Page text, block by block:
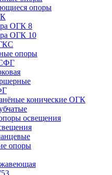
опоры
ОГК 8
ОГК 10
опоры
конические ОГК
освещения
опоры